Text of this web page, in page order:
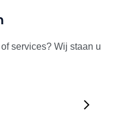
services? Wij staan u